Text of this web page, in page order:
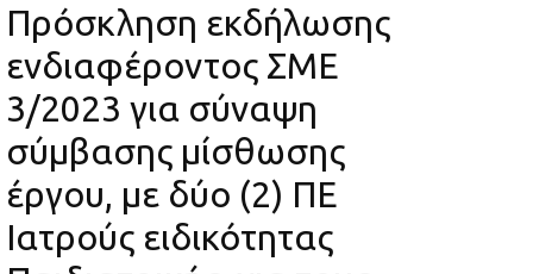
Πρόσκληση εκδήλωσης
ενδιαφέροντος ΣΜΕ
3/2023 για σύναψη
σύμβασης μίσθωσης
έργου, με δύο (2) ΠΕ
Ιατρούς ειδικότητας